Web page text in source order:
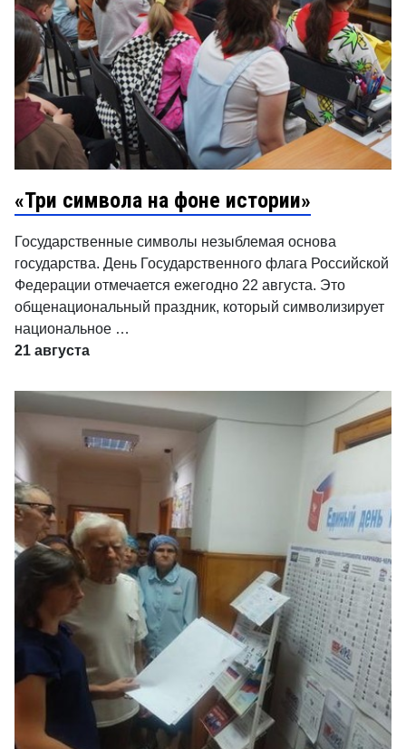
«Три символа на фоне истории»
Государственные символы незыблемая основа
государства. День Государственного флага Российской
Федерации отмечается ежегодно 22 августа. Это
общенациональный праздник, который символизирует
национальное …
21 августа